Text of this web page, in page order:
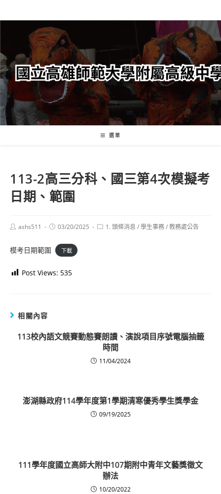
轉
要
內
容
選單
113-2高三分科、國三第4次模擬考
日期、範圍
Postashs511
Post03/20/2025
Post1. 頭條消息 /學生事務/教務處公告
模考日期範圍 下載
Post Views: 535
相關內容
113校內語文競賽動態賽朗讀、演說項目序號電腦抽籤
時間
11/04/2024
澎湖縣政府114學年度第1學期清寒優秀學生獎學金
09/19/2025
111學年度國立高師大附中107期附中青年文藝獎徵文
辦法
10/20/2022